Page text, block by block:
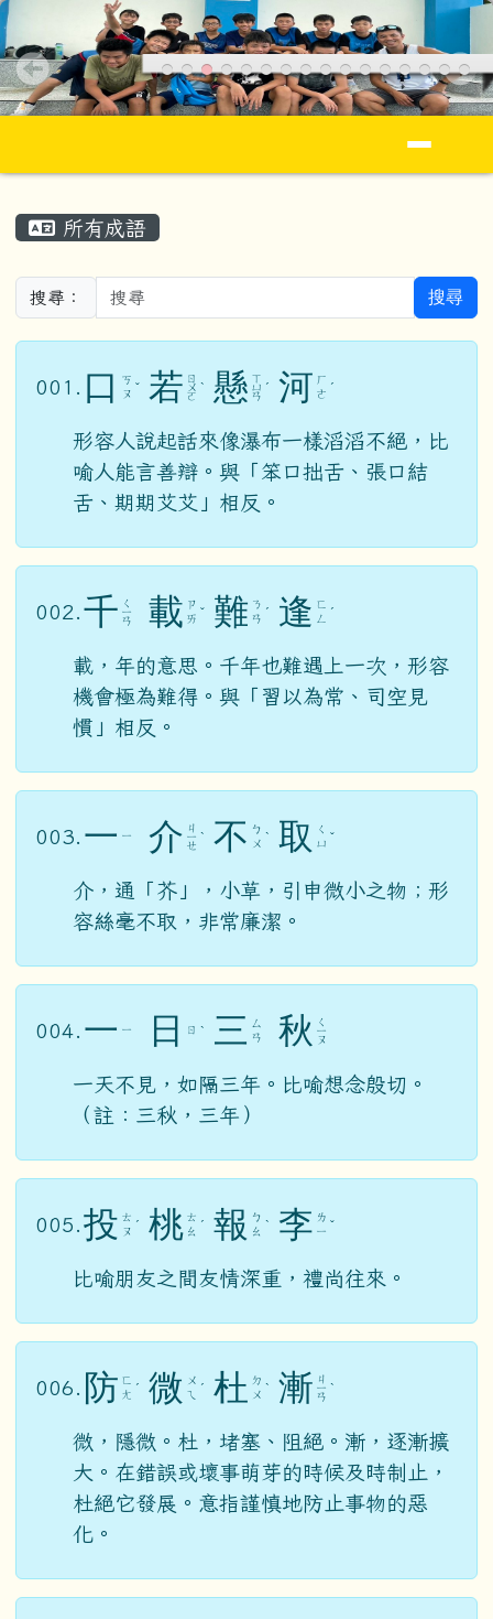
跳至主內容區
花蓮縣立忠孝國民小學全球資訊
所有成語
搜尋： 搜尋
001. 口
ㄎ
ㄡ ˇ 若 ㄖ
ㄨ
ㄛ
ˋ 懸 ㄒ
ㄩ
ㄢ
ˊ 河 ㄏ
ㄜ ˊ
形容人說起話來像瀑布一樣滔滔不絕，比
喻人能言善辯。與「笨口拙舌、張口結
舌、期期艾艾」相反。
002. 千 ㄑ
ㄧ
ㄢ 載 ㄗ
ㄞ ˇ 難 ㄋ
ㄢ ˊ 逢 ㄈ
ㄥ
ˊ
載，年的意思。千年也難遇上一次，形容
機會極為難得。與「習以為常、司空見
慣」相反。
003. 一 ㄧ 介 ㄐ
ㄧ
ㄝ
ˋ 不 ㄅ
ㄨ ˋ 取
ㄑ
ㄩ ˇ
介，通「芥」，小草，引申微小之物；形
容絲毫不取，非常廉潔。
004. 一 ㄧ 日 ㄖ ˋ 三 ㄙ
ㄢ
秋 ㄑ
ㄧ
ㄡ
一天不見，如隔三年。比喻想念殷切。
（註：三秋，三年）
005. 投 ㄊ
ㄡ ˊ 桃 ㄊ
ㄠ ˊ 報 ㄅ
ㄠ ˋ 李 ㄌ
ㄧ ˇ
比喻朋友之間友情深重，禮尚往來。
006. 防 ㄈ
ㄤ ˊ 微 ㄨ
ㄟ
ˊ 杜 ㄉ
ㄨ ˋ 漸 ㄐ
ㄧ
ㄢ
ˋ
微，隱微。杜，堵塞、阻絕。漸，逐漸擴
大。在錯誤或壞事萌芽的時候及時制止，
杜絕它發展。意指謹慎地防止事物的惡
化。